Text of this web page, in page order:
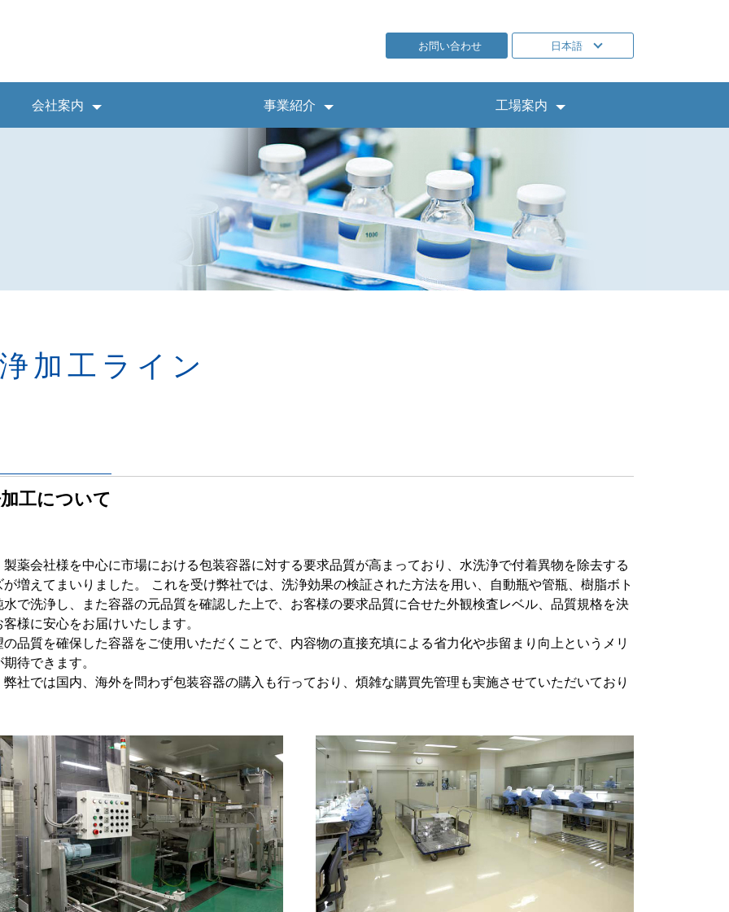
お問い合わせ 日本語
会社案内 事業紹介 工場案内
加工ライン
工について
製薬会社様を中心に市場における包装容器に対する要求品質が高まっており、水洗浄で付着異物を除去する
が増えてまいりました。 これを受け弊社では、洗浄効果の検証された方法を用い、自動瓶や管瓶、樹脂ボト
水で洗浄し、また容器の元品質を確認した上で、お客様の要求品質に合せた外観検査レベル、品質規格を決
様に安心をお届けいたします。
の品質を確保した容器をご使用いただくことで、内容物の直接充填による省力化や歩留まり向上というメリ
待できます。
弊社では国内、海外を問わず包装容器の購入も行っており、煩雑な購買先管理も実施させていただいており